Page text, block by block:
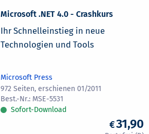
Microsoft .NET 4.0 - Crashkurs
Ihr Schnelleinstieg in neue
Technologien und Tools
Microsoft Press
972 Seiten, erschienen 01/2011
MSE-5531
Sofort-Download
31,90